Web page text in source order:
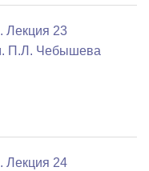
Лекция 23
П.Л. Чебышева
Лекция 24